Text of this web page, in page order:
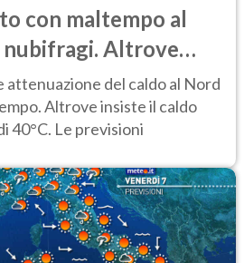
con maltempo al
nubifragi. Altrove
attenuazione del caldo al Nord
Altrove insiste il caldo
40°C. Le previsioni